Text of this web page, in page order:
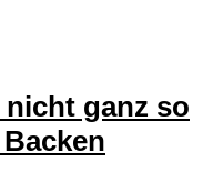
ganz so